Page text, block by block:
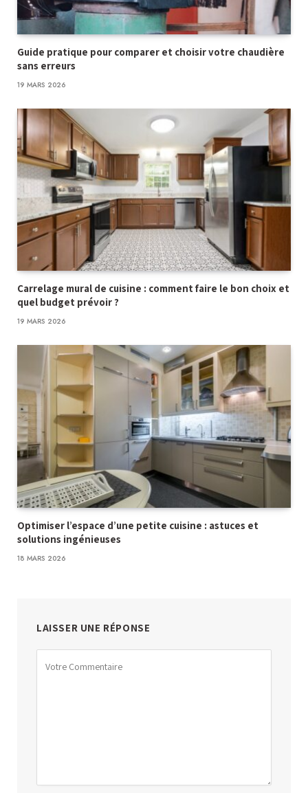
Guide pratique pour comparer et choisir votre chaudière
sans erreurs
19 MARS 2026
Carrelage mural de cuisine : comment faire le bon choix et
quel budget prévoir ?
19 MARS 2026
Optimiser l’espace d’une petite cuisine : astuces et
solutions ingénieuses
18 MARS 2026
LAISSER UNE RÉPONSE